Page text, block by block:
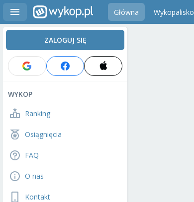
Główna Wykopalisko
ZALOGUJ SIĘ
WYKOP
Ranking
Osiągnięcia
FAQ
O nas
Kontakt